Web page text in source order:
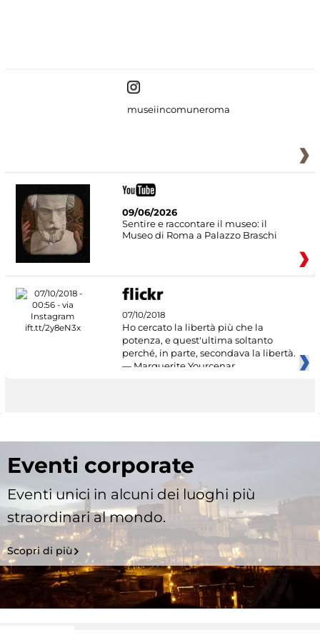
museiincomuneroma
09/06/2026
Sentire e raccontare il museo: il
Museo di Roma a Palazzo Braschi
07/10/2018
Ho cercato la libertà più che la
potenza, e quest'ultima soltanto
perché, in parte, secondava la libertà.
— Marguerite Yourcenar
Eventi corporate
Eventi unici in alcuni dei luoghi più
straordinari al mondo.
Scopri di più